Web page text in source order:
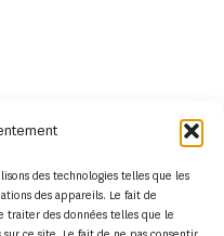
des technologies telles que les
des appareils. Le fait de
traiter des données telles que le